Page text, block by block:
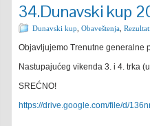
34.Dunavski kup
Dunavski kup Obaveštenja Rezultati
Objavljujemo Trenutne generalne
Nastupajućeg vikenda 3. i 4. trka
SREĆNO!
https://drive.google.com/file/d/